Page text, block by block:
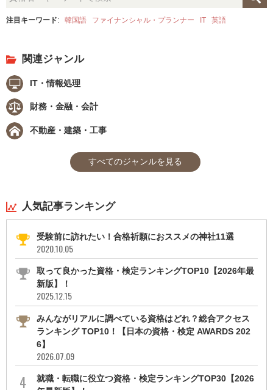
注目キーワード: 韓国語 ファイナンシャル・プランナー IT 英語
関連ジャンル
IT・情報処理
財務・金融・会計
不動産・建築・工事
すべてのジャンルを見る
人気記事ランキング
受験前に訪れたい！合格祈願におススメの神社11選
2020.10.05
取って良かった資格・検定ランキングTOP10【2026年最
新版】！
2025.12.15
みんながリアルに調べている資格はどれ？総合アクセス
ランキング TOP10！【日本の資格・検定 AWARDS 202
6】
2026.07.09
就職・転職に役立つ資格・検定ランキングTOP30【2026